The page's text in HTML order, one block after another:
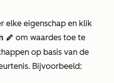
elke eigenschap en klik
edit om waardes toe te
op basis van de
Bijvoorbeeld: